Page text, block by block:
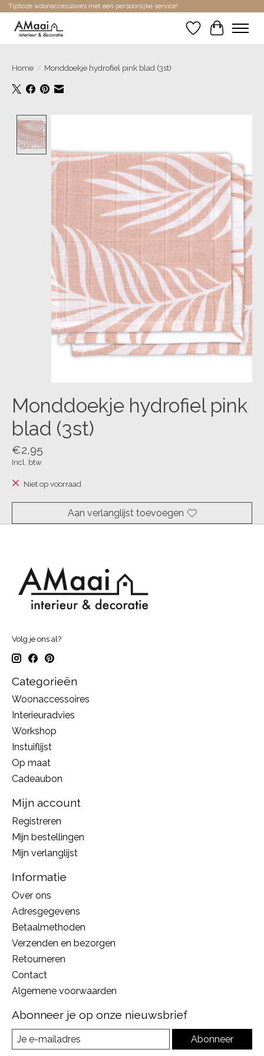
Tijdloze woonaccessoires met een persoonlijke service!
Verlanglijst
Home / Monddoekje hydrofiel pink blad (3st)
Monddoekje hydrofiel pink
blad (3st)
€2,95
Incl. btw
Niet op voorraad
Aan verlanglijst toevoegen
Volg je ons al?
Categorieën
Woonaccessoires
Interieuradvies
Workshop
Instuiflijst
Op maat
Cadeaubon
Mijn account
Registreren
Mijn bestellingen
Mijn verlanglijst
Informatie
Over ons
Adresgegevens
Betaalmethoden
Verzenden en bezorgen
Retourneren
Contact
Algemene voorwaarden
Abonneer je op onze nieuwsbrief
Abonneer